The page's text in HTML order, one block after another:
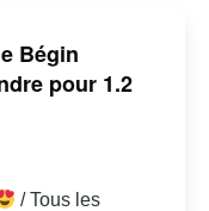
Bégin
pour 1.2
/ Tous les